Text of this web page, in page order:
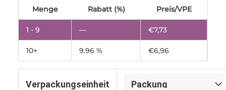
Menge Rabatt (%) Preis/VPE
1 - 9 — €7,73
10+ 9.96 % €6,96
Verpackungseinheit